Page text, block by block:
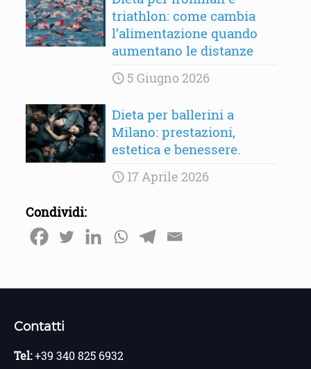
triathlon: come cambia
l’alimentazione quando
aumentano le distanze
5 Giugno 2026
Dieta per ballerini a
Milano: prestazioni,
estetica e benessere.
17 Aprile 2026
Condividi:
Contatti
Tel:+39 340 825 6932